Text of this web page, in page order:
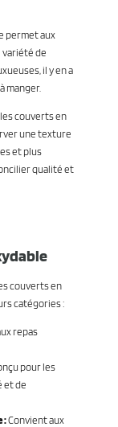
permet aux
variété de
il y en a
manger.
couverts en
une texture
et plus
qualité et
couverts en
catégories :
repas
pour les
et de
:Convient aux